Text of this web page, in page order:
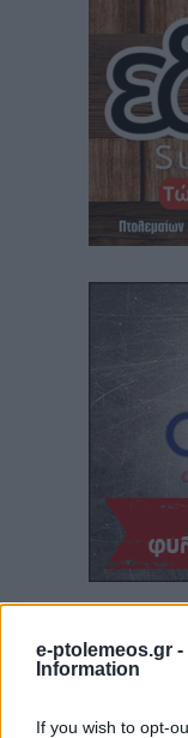
e-ptolemeos.gr -
Information
If you wish to opt-